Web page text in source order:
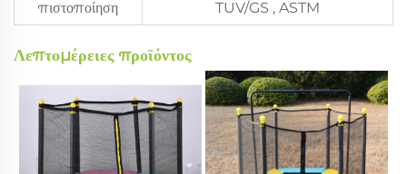
πιστοποίηση TUV/GS , ASTM
Λεπτομέρειες προϊόντος